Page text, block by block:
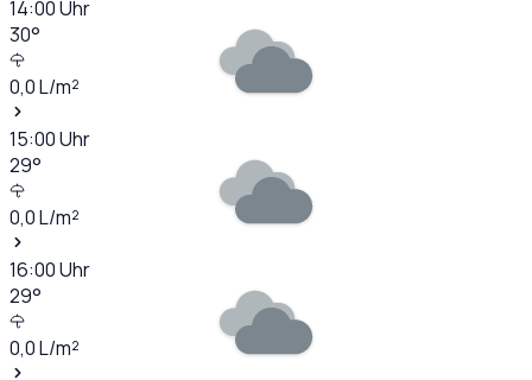
14:00Uhr
30°
0,0L/m²
15:00Uhr
29°
0,0L/m²
16:00Uhr
29°
0,0L/m²